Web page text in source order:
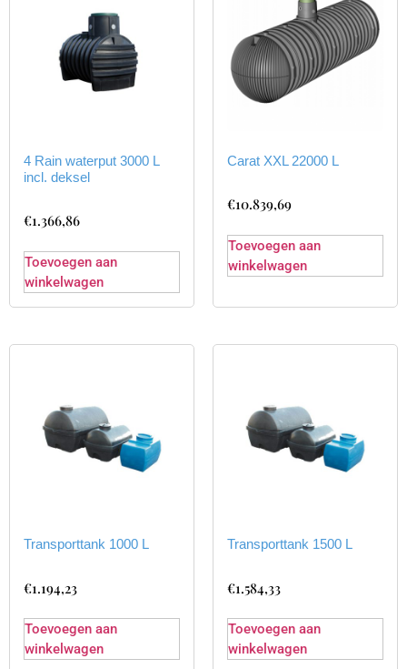
4 Rain waterput 3000 L
incl. deksel
€1.366,86
Toevoegen aan
winkelwagen
Carat XXL 22000 L
€10.839,69
Toevoegen aan
winkelwagen
Transporttank 1000 L
€1.194,23
Toevoegen aan
winkelwagen
Transporttank 1500 L
€1.584,33
Toevoegen aan
winkelwagen